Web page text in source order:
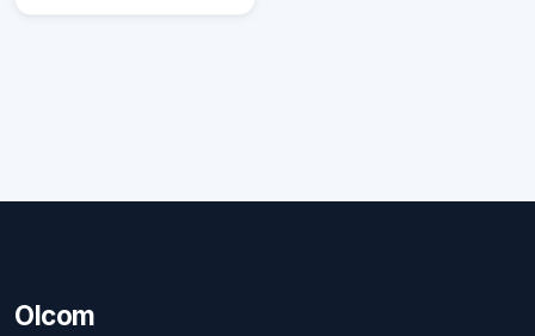
Olcom